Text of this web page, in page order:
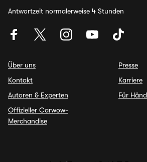
Antwortzeit normalerweise 4 Stunden
Über uns
Kontakt
Autoren & Experten
Offizieller Carwow-
Merchandise
Presse
Karriere
Für